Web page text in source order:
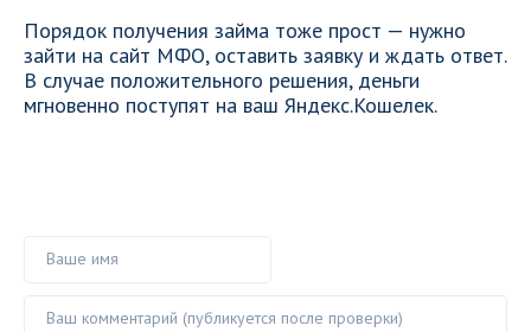
Порядок получения займа тоже прост — нужно
зайти на сайт МФО, оставить заявку и ждать ответ.
В случае положительного решения, деньги
мгновенно поступят на ваш Яндекс.Кошелек.